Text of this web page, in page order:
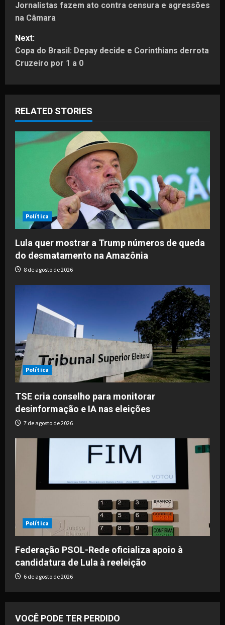
o
s
t
a
v
i
i
o
n
Jornalistas fazem ato contra censura e agressões
na Câmara
Next:
Copa do Brasil: Depay decide e Corinthians derrota
Cruzeiro por 1 a 0
RELATED STORIES
Política
Lula quer mostrar a Trump números de queda
do desmatamento na Amazônia
8 de agosto de 2026
Política
TSE cria conselho para monitorar
desinformação e IA nas eleições
7 de agosto de 2026
Política
Federação PSOL-Rede oficializa apoio à
candidatura de Lula à reeleição
6 de agosto de 2026
VOCÊ PODE TER PERDIDO